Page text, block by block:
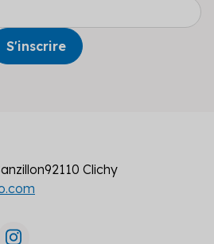
92110 Clichy